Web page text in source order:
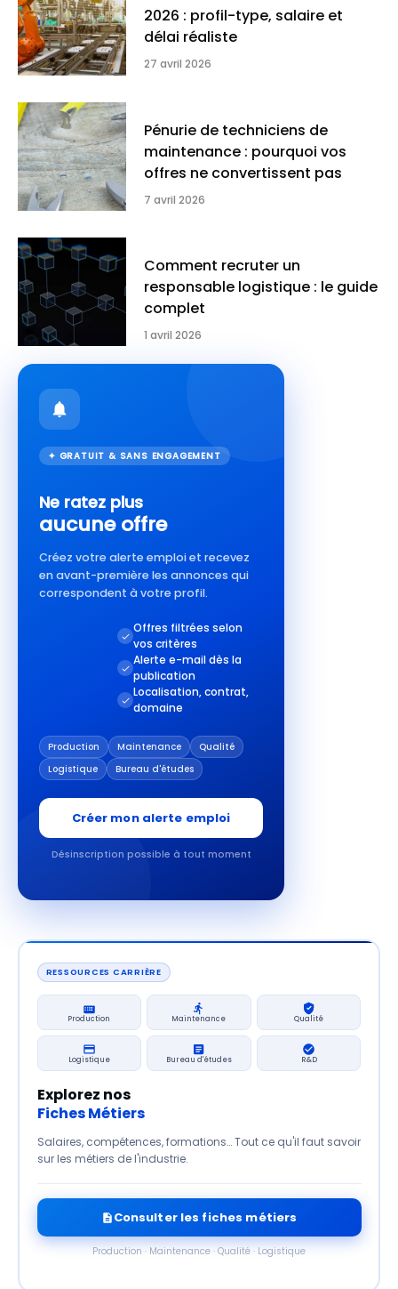
2026 : profil-type, salaire et
délai réaliste
27 avril 2026
Pénurie de techniciens de
maintenance : pourquoi vos
offres ne convertissent pas
7 avril 2026
Comment recruter un
responsable logistique : le guide
complet
1 avril 2026
✦ GRATUIT & SANS ENGAGEMENT
Ne ratez plus
aucune offre
Créez votre alerte emploi et recevez
en avant-première les annonces qui
correspondent à votre profil.
Offres filtrées selon
vos critères
Alerte e-mail dès la
publication
Localisation, contrat,
domaine
Production Maintenance
Qualité
Logistique
Bureau d'études
Créer mon alerte emploi
Désinscription possible à tout moment
RESSOURCES CARRIÈRE
Production Maintenance Qualité
Logistique Bureau d'études R&D
Explorez nos
Fiches Métiers
Salaires, compétences, formations… Tout ce qu'il faut savoir
sur les métiers de l'industrie.
Consulter les fiches métiers
Production · Maintenance · Qualité · Logistique